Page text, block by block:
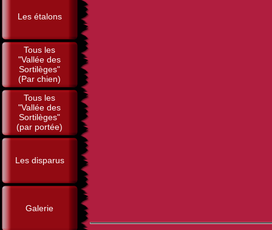
Les étalons
Tous les
"Vallée des
Sortilèges"
(Par chien)
Tous les
"Vallée des
Sortilèges"
(par portée)
Les disparus
Galerie